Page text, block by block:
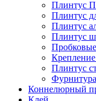
Плинтус
Плинтус
Плинтус
Плинтус
Плинтус
Коннелюрный